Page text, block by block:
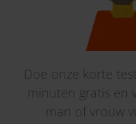
Doe onze korte
minuten gratis en
man of vrouw